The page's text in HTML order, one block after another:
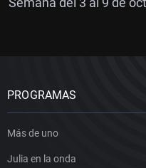
PROGRAMAS
Más de uno
Julia en la onda